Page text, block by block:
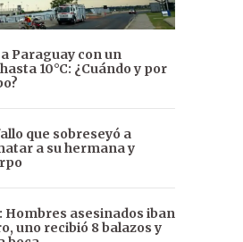
Paraguay con un
10°C: ¿Cuándo y por
que sobreseyó a
a su hermana y
Hombres asesinados iban
uno recibió 8 balazos y